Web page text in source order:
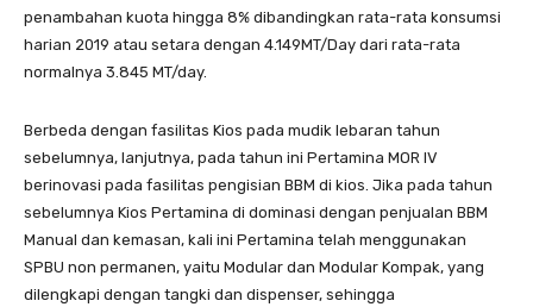
penambahan kuota hingga 8% dibandingkan rata-rata konsumsi
harian 2019 atau setara dengan 4.149MT/Day dari rata-rata
normalnya 3.845 MT/day.
Berbeda dengan fasilitas Kios pada mudik lebaran tahun
sebelumnya, lanjutnya, pada tahun ini Pertamina MOR IV
berinovasi pada fasilitas pengisian BBM di kios. Jika pada tahun
sebelumnya Kios Pertamina di dominasi dengan penjualan BBM
Manual dan kemasan, kali ini Pertamina telah menggunakan
SPBU non permanen, yaitu Modular dan Modular Kompak, yang
dilengkapi dengan tangki dan dispenser, sehingga